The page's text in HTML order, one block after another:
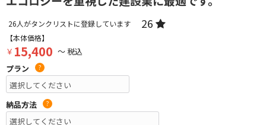
26人がタンクリストに登録しています 26
【本体価格】
￥ 15,400 ～ 税込
プラン
?
納品方法 ?